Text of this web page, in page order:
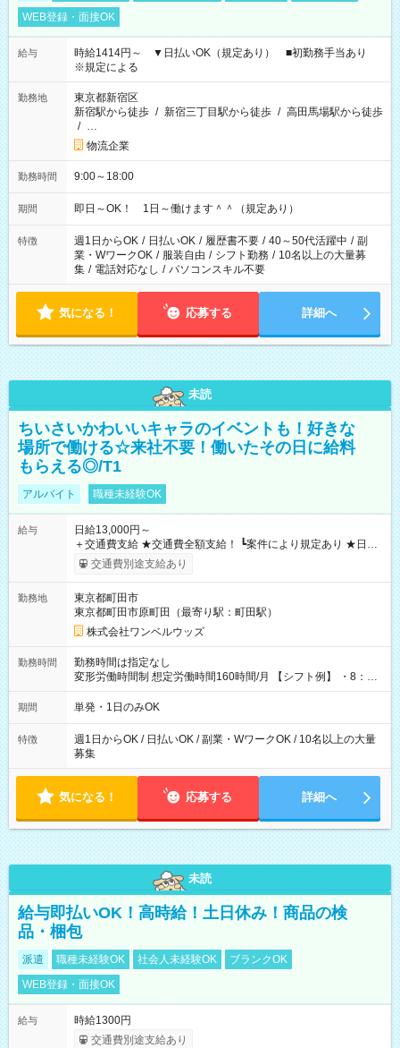
WEB登録・面接OK
給与
時給1414円～ ▼日払いOK（規定あり） ■初勤務手当あり
※規定による
勤務地
東京都新宿区
新宿駅から徒歩 / 新宿三丁目駅から徒歩 / 高田馬場駅から徒歩
/ …
物流企業
勤務時間 9:00～18:00
期間 即日～OK！ 1日～働けます＾＾（規定あり）
特徴 週1日からOK / 日払いOK / 履歴書不要 / 40～50代活躍中 / 副
業・WワークOK / 服装自由 / シフト勤務 / 10名以上の大量募
集 / 電話対応なし / パソコンスキル不要
気になる！ 応募する 詳細へ
未読
ちいさいかわいいキャラのイベントも！好きな
場所で働ける☆来社不要！働いたその日に給料
もらえる◎/T1
アルバイト 職種未経験OK
給与
日給13,000円～
＋交通費支給 ★交通費全額支給！ ┗案件により規定あり ★日払
いOK！（規定あり） ┗働いたその日に現金GET♪ お仕事後はコ
ンビニATMから 日払い分を引き落とせます！ 【試用期間】試
交通費別途支給あり
勤務地
東京都町田市
東京都町田市原町田（最寄り駅：町田駅）
株式会社ワンベルウッズ
勤務時間
勤務時間は指定なし
変形労働時間制 想定労働時間160時間/月 【シフト例】 ・8：00
～21：00
期間 単発・1日のみOK
特徴
週1日からOK / 日払いOK / 副業・WワークOK / 10名以上の大量
募集
気になる！ 応募する 詳細へ
未読
給与即払いOK！高時給！土日休み！商品の検
品・梱包
派遣 職種未経験OK 社会人未経験OK
ブランクOK
WEB登録・面接OK
給与
時給1300円
交通費別途支給あり